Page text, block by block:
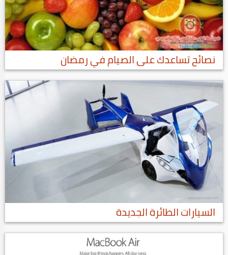
نصائح تساعدك على الصيام في رمضان
السيارات الطائرة الجديدة